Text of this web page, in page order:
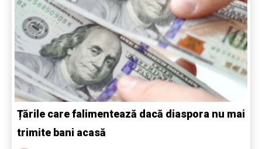
Țările care falimentează dacă diaspora nu mai
trimite bani acasă